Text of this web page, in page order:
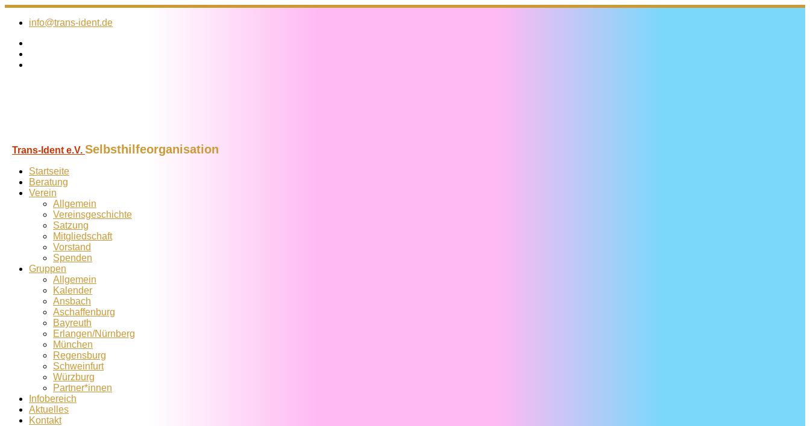
Zum
Inhalt
info@trans-ident.de
Trans-Ident e.V. Selbsthilfeorganisation
Startseite
Beratung
Verein
Allgemein
Vereins­geschichte
Satzung
Mitglied­schaft
Vorstand
Spenden
Gruppen
Allgemein
Kalender
Ansbach
Aschaffenburg
Bayreuth
Erlangen/Nürnberg
München
Regensburg
Schweinfurt
Würzburg
Partner*innen
Infobereich
Aktuelles
Kontakt